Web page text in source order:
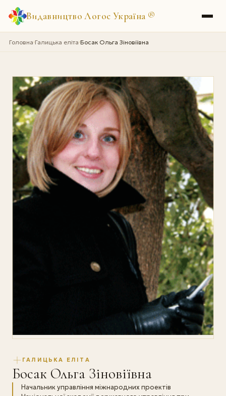
Видавництво Логос Україна ®
Головна›Галицька еліта›Босак Ольга Зіновіївна
ГАЛИЦЬКА ЕЛІТА
Босак Ольга Зіновіївна
Начальник управління міжнародних проектів